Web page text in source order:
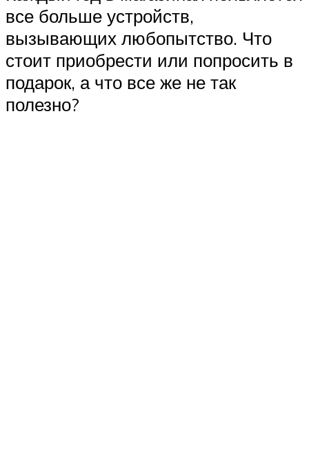
все больше устройств,
вызывающих любопытство. Что
стоит приобрести или попросить в
подарок, а что все же не так
полезно?